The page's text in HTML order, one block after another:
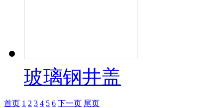
玻璃钢井盖
首页 1 2 3 4 5 6 下一页 尾页